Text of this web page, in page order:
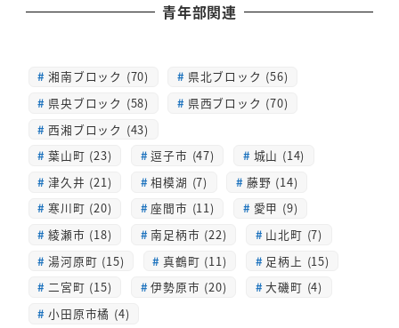
青年部関連
湘南ブロック (70)
県北ブロック (56)
県央ブロック (58)
県西ブロック (70)
西湘ブロック (43)
葉山町 (23)
逗子市 (47)
城山 (14)
津久井 (21)
相模湖 (7)
藤野 (14)
寒川町 (20)
座間市 (11)
愛甲 (9)
綾瀬市 (18)
南足柄市 (22)
山北町 (7)
湯河原町 (15)
真鶴町 (11)
足柄上 (15)
二宮町 (15)
伊勢原市 (20)
大磯町 (4)
小田原市橘 (4)